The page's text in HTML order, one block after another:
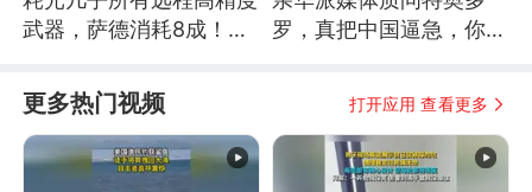
武器，萨德消耗8成！美
罗，真把中国逼急，你敢
更多热门视频 打开应用 查看更多